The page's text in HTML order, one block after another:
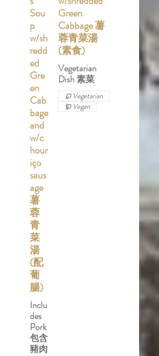
Sou
p
w/sh
redd
ed
Gre
en
Cab
bage
and
w/c
hour
iço
saus
age
薯
蓉
青
菜
湯
(配
葡
腸)
Inclu
des
Pork
包含
豬肉
Green
Cabbage 薯
蓉青菜湯
(素食)
Vegetarian
Dish 素菜
Vegetarian
Vegan